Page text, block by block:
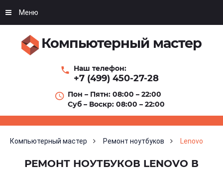
Компьютерный мастер
Наш телефон:
+7 (499) 450-27-28
Пон – Пятн: 08:00 – 22:00
Суб – Воскр: 08:00 – 22:00
Меню
Компьютерный мастер Ремонт ноутбуков Lenovo
РЕМОНТ НОУТБУКОВ LENOVO В